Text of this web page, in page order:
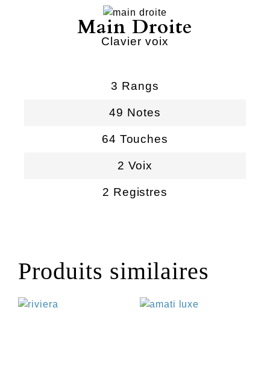
Main Droite
Clavier voix
3 Rangs
49 Notes
64 Touches
2 Voix
2 Registres
Produits similaires